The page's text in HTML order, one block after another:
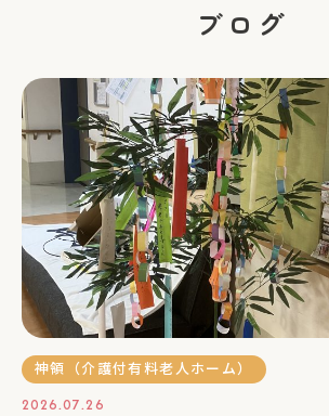
ブログ
神領（介護付有料老人ホーム）
2026.07.26